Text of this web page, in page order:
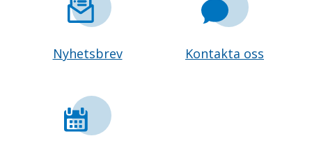
Nyhetsbrev Kontakta oss